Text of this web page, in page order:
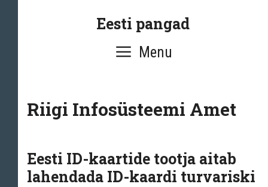
Eesti pangad
Menu
Riigi Infosüsteemi Amet
Eesti ID-kaartide tootja aitab
lahendada ID-kaardi turvariski